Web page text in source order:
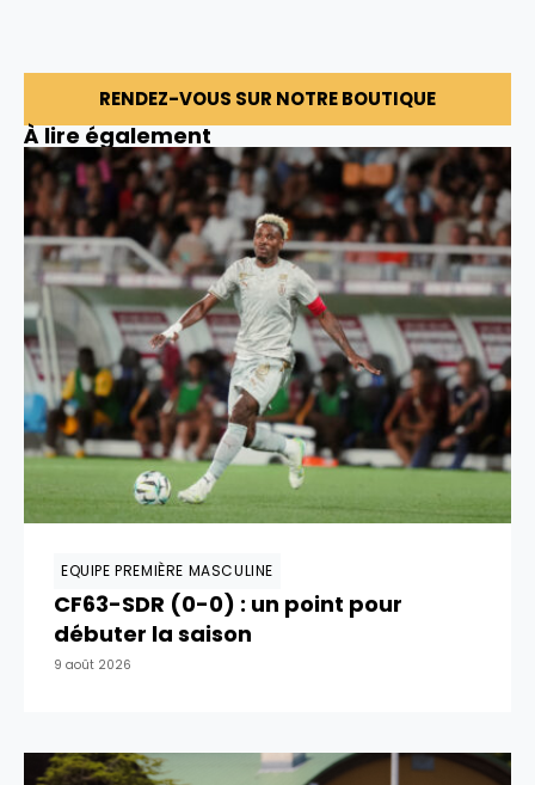
RENDEZ-VOUS SUR NOTRE BOUTIQUE
À lire également
EQUIPE PREMIÈRE MASCULINE
CF63-SDR (0-0) : un point pour
débuter la saison
9 août 2026